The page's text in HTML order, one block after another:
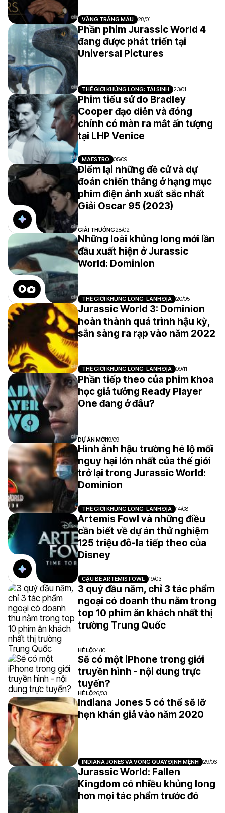
VẦNG TRĂNG MÁU 28/01
Phần phim Jurassic World 4
đang được phát triển tại
Universal Pictures
THẾ GIỚI KHỦNG LONG: TÁI SINH 23/01
Phim tiểu sử do Bradley
Cooper đạo diễn và đóng
chính có màn ra mắt ấn tượng
tại LHP Venice
MAESTRO 05/09
Điểm lại những đề cử và dự
đoán chiến thắng ở hạng mục
phim điện ảnh xuất sắc nhất
Giải Oscar 95 (2023)
GIẢI THƯỞNG28/02
Những loài khủng long mới lần
đầu xuất hiện ở Jurassic
World: Dominion
THẾ GIỚI KHỦNG LONG: LÃNH ĐỊA 20/05
Jurassic World 3: Dominion
hoàn thành quá trình hậu kỳ,
sẵn sàng ra rạp vào năm 2022
THẾ GIỚI KHỦNG LONG: LÃNH ĐỊA 09/11
Phần tiếp theo của phim khoa
học giả tưởng Ready Player
One đang ở đâu?
DỰ ÁN MỚI19/09
Hình ảnh hậu trường hé lộ mối
nguy hại lớn nhất của thế giới
trở lại trong Jurassic World:
Dominion
THẾ GIỚI KHỦNG LONG: LÃNH ĐỊA 14/08
Artemis Fowl và những điều
cần biết về dự án thử nghiệm
125 triệu đô-la tiếp theo của
Disney
CẬU BÉ ARTEMIS FOWL 19/03
3 quý đầu năm, chỉ 3 tác phẩm
ngoại có doanh thu nằm trong
top 10 phim ăn khách nhất thị
trường Trung Quốc
HÉ LỘ04/10
Sẽ có một iPhone trong giới
truyền hình - nội dung trực
tuyến?
HÉ LỘ26/03
Indiana Jones 5 có thể sẽ lỡ
hẹn khán giả vào năm 2020
INDIANA JONES VÀ VÒNG QUAY ĐỊNH MỆNH 29/06
Jurassic World: Fallen
Kingdom có nhiều khủng long
hơn mọi tác phẩm trước đó